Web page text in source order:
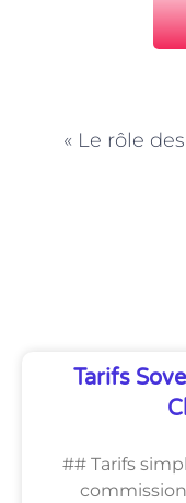
Tarifs
## Tarifs